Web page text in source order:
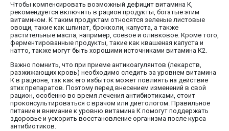
Чтобы компенсировать возможный дефицит витамина К,
рекомендуется включить в рацион продукты, богатые этим
витамином. К таким продуктам относятся зеленые листовые
овощи, такие как шпинат, брокколи, капуста, а также
растительные масла, например, соевое и оливковое. Кроме того,
ферментированные продукты, такие как квашеная капуста и
натто, также могут быть хорошими источниками витамина К2.
Важно помнить, что при приеме антикоагулянтов (лекарств,
разжижающих кровь) необходимо следить за уровнем витамина
К в рационе, так как его избыток может повлиять на действие
этих препаратов. Поэтому перед внесением изменений в свой
рацион, особенно во время лечения антибиотиками, стоит
проконсультироваться с врачом или диетологом. Правильное
питание и внимание к уровню витамина К помогут поддержать
здоровье и ускорить восстановление организма после курса
антибиотиков.